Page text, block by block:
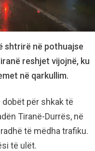
shtrirë në pothuajse
reshjet vijojnë, ku
në qarkullim.
për shkak të
Tiranë-Durrës, në
të mëdha trafiku.
të ulët.